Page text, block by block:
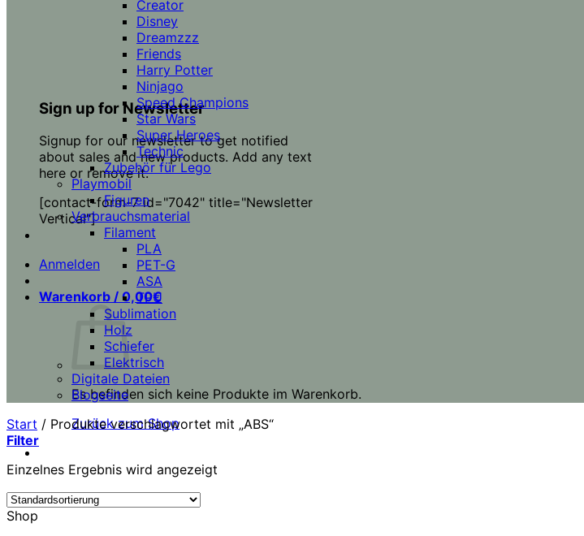
Sign up for Newsletter
Signup for our newsletter to get notified
about sales and new products. Add any text
here or remove it.
[contact-form-7 id="7042" title="Newsletter
Vertical"]
Anmelden
Warenkorb / 0,00€
Es befinden sich keine Produkte im Warenkorb.
Zurück zum Shop
Creator
Disney
Dreamzzz
Friends
Harry Potter
Ninjago
Speed Champions
Star Wars
Super Heroes
Technic
Zubehör für Lego
Playmobil
Figuren
Verbrauchsmaterial
Filament
PLA
PET-G
ASA
TPU
Sublimation
Holz
Schiefer
Elektrisch
Digitale Dateien
Blogseite
Start / Produkte verschlagwortet mit „ABS“
Filter
Einzelnes Ergebnis wird angezeigt
Shop